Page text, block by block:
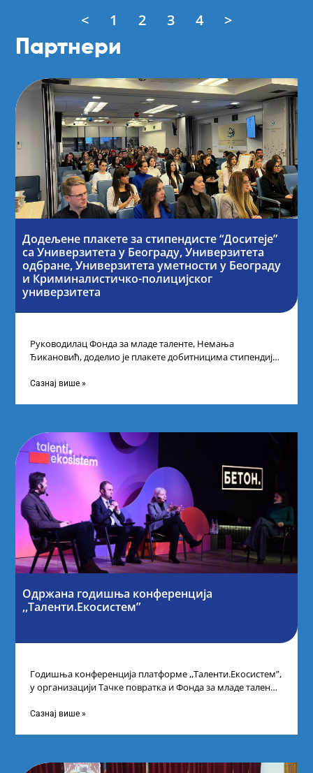
< 1 2 3 4 >
Партнери
Додељене плакете за стипендисте “Доситеје”
са Универзитета у Београду, Универзитета
одбране, Универзитета уметности у Београду
и Криминалистичко-полицијског
универзитета
Руководилац Фонда за младе таленте, Немања
Ђикановић, доделио је плакете добитницима стипендије
технолошком парку
Сазнај више »
Одржана годишња конференција
,,Таленти.Екосистем”
Годишња конференција платформе ,,Таленти.Екосистем”,
у организацији Тачке повратка и Фонда за младе таленте
Сазнај више »